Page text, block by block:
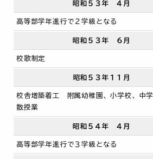
昭和５３年 ４月
高等部学年進行で２学級となる
昭和５３年 ６月
校歌制定
昭和５３年１１月
校舎増築着工 附属幼稚園、小学校、中
散授業
昭和５４年 ４月
高等部学年進行で３学級となる